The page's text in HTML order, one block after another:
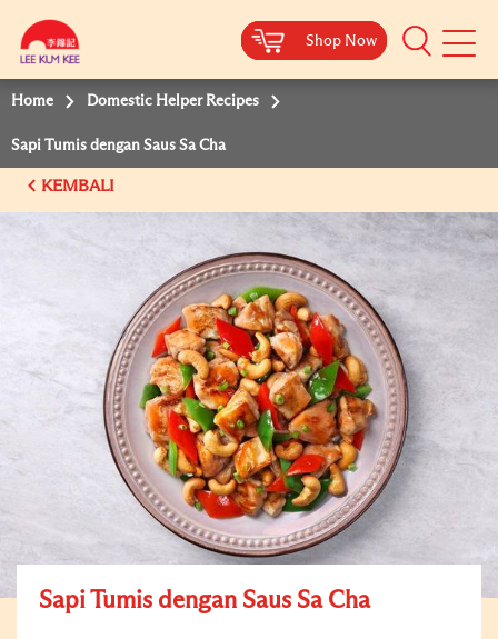
Shop Now
Mobile
Shop Now
Shop Now
Shop Now
Home Domestic Helper Recipes
Sapi Tumis dengan Saus Sa Cha
KEMBALI
Sapi Tumis dengan Saus Sa Cha